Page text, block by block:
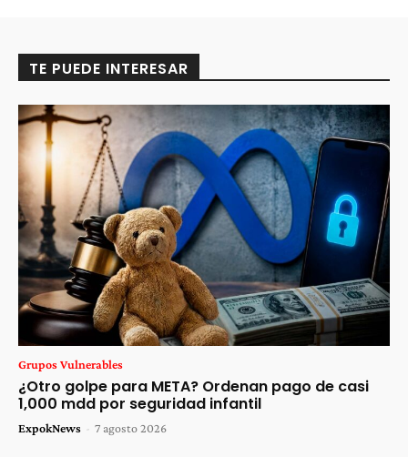
TE PUEDE INTERESAR
Grupos Vulnerables
¿Otro golpe para META? Ordenan pago de casi
1,000 mdd por seguridad infantil
ExpokNews - 7 agosto 2026